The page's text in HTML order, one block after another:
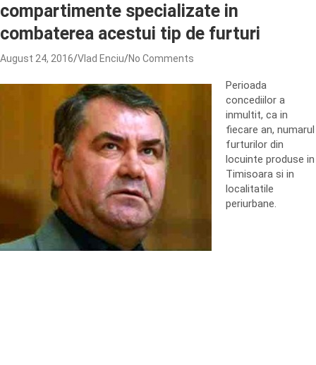
compartimente specializate in
combaterea acestui tip de furturi
August 24, 2016 Vlad Enciu No Comments
Perioada
concediilor a
inmultit, ca in
fiecare an, numarul
furturilor din
locuinte produse in
Timisoara si in
localitatile
periurbane.